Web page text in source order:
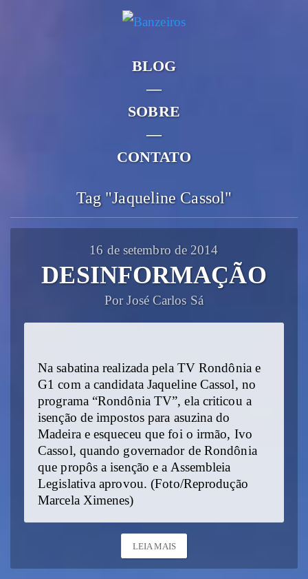
BLOG
—
SOBRE
—
CONTATO
Tag "Jaqueline Cassol"
16 de setembro de 2014
DESINFORMAÇÃO
Por José Carlos Sá
Na sabatina realizada pela TV Rondônia e
G1 com a candidata Jaqueline Cassol, no
programa “Rondônia TV”, ela criticou a
isenção de impostos para asuzina do
Madeira e esqueceu que foi o irmão, Ivo
Cassol, quando governador de Rondônia
que propôs a isenção e a Assembleia
Legislativa aprovou. (Foto/Reprodução
Marcela Ximenes)
LEIA MAIS